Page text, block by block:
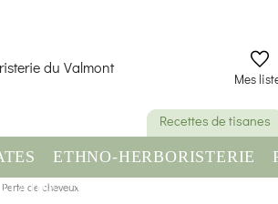
Mes
Recettes de tisanes
ETHNO-HERBORISTERIE
SANTÉ & BIEN-ÊTRE
Perte de cheveux